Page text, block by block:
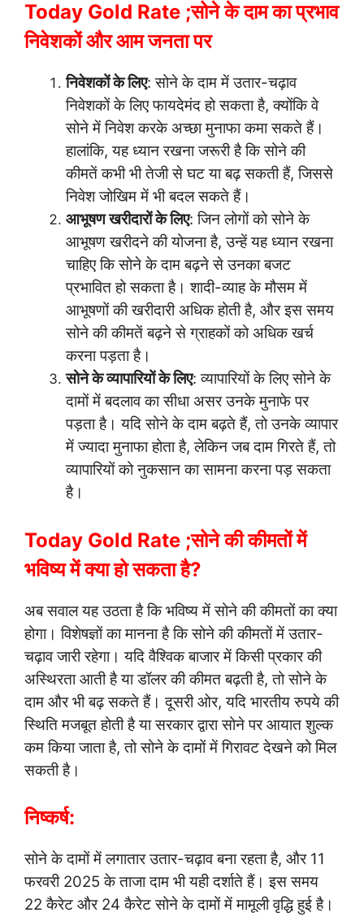
Today Gold Rate ;सोने के दाम का प्रभाव
निवेशकों और आम जनता पर
निवेशकों के लिए: सोने के दाम में उतार-चढ़ाव
निवेशकों के लिए फायदेमंद हो सकता है, क्योंकि वे
सोने में निवेश करके अच्छा मुनाफा कमा सकते हैं।
हालांकि, यह ध्यान रखना जरूरी है कि सोने की
कीमतें कभी भी तेजी से घट या बढ़ सकती हैं, जिससे
निवेश जोखिम में भी बदल सकते हैं।
आभूषण खरीदारों के लिए: जिन लोगों को सोने के
आभूषण खरीदने की योजना है, उन्हें यह ध्यान रखना
चाहिए कि सोने के दाम बढ़ने से उनका बजट
प्रभावित हो सकता है। शादी-व्याह के मौसम में
आभूषणों की खरीदारी अधिक होती है, और इस समय
सोने की कीमतें बढ़ने से ग्राहकों को अधिक खर्च
करना पड़ता है।
सोने के व्यापारियों के लिए: व्यापारियों के लिए सोने के
दामों में बदलाव का सीधा असर उनके मुनाफे पर
पड़ता है। यदि सोने के दाम बढ़ते हैं, तो उनके व्यापार
में ज्यादा मुनाफा होता है, लेकिन जब दाम गिरते हैं, तो
व्यापारियों को नुकसान का सामना करना पड़ सकता
है।
Today Gold Rate ;सोने की कीमतों में
भविष्य में क्या हो सकता है?
अब सवाल यह उठता है कि भविष्य में सोने की कीमतों का क्या
होगा। विशेषज्ञों का मानना है कि सोने की कीमतों में उतार-
चढ़ाव जारी रहेगा। यदि वैश्विक बाजार में किसी प्रकार की
अस्थिरता आती है या डॉलर की कीमत बढ़ती है, तो सोने के
दाम और भी बढ़ सकते हैं। दूसरी ओर, यदि भारतीय रुपये की
स्थिति मजबूत होती है या सरकार द्वारा सोने पर आयात शुल्क
कम किया जाता है, तो सोने के दामों में गिरावट देखने को मिल
सकती है।
निष्कर्ष:
सोने के दामों में लगातार उतार-चढ़ाव बना रहता है, और 11
फरवरी 2025 के ताजा दाम भी यही दर्शाते हैं। इस समय
22 कैरेट और 24 कैरेट सोने के दामों में मामूली वृद्धि हुई है।